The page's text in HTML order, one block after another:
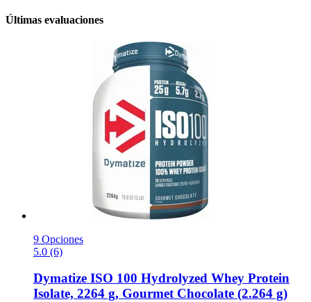
Últimas evaluaciones
9 Opciones
5.0 (6)
Dymatize ISO 100 Hydrolyzed Whey Protein
Isolate, 2264 g, Gourmet Chocolate (2.264 g)